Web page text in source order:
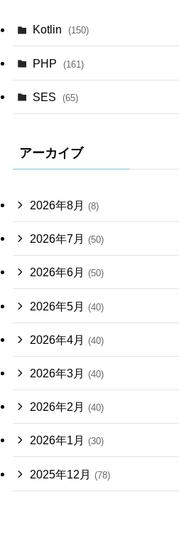
Kotlin (150)
PHP (161)
SES (65)
アーカイブ
2026年8月 (8)
2026年7月 (50)
2026年6月 (50)
2026年5月 (40)
2026年4月 (40)
2026年3月 (40)
2026年2月 (40)
2026年1月 (30)
2025年12月 (78)